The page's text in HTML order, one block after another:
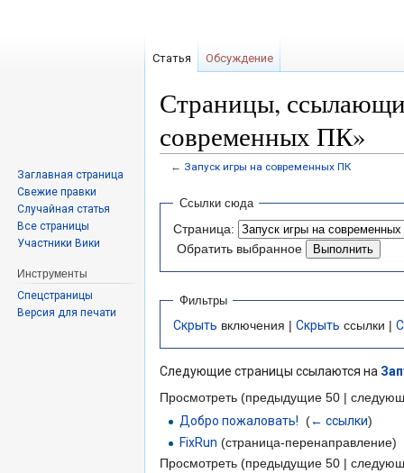
Страницы,
современных ПК»
← Запуск игры на современных ПК
Перейти
навигации
Перейти
поиску
Ссылки сюда
Страница:
Обратить выбранное
Фильтры
Скрыть включения | Скрыть ссылки |
Следующие страницы ссылаются на
Просмотреть (предыдущие 50 |
Добро пожаловать! ‎(← ссылки)
FixRun (страница-перенаправление) ‎
Просмотреть (предыдущие 50 |
Статья Обсуждение
Заглавная страница
Свежие правки
Случайная статья
Все страницы
Участники Вики
Инструменты
Спецстраницы
Версия для печати